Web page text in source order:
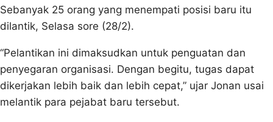
Sebanyak 25 orang yang menempati posisi baru itu
dilantik, Selasa sore (28/2).
“Pelantikan ini dimaksudkan untuk penguatan dan
penyegaran organisasi. Dengan begitu, tugas dapat
dikerjakan lebih baik dan lebih cepat,” ujar Jonan usai
melantik para pejabat baru tersebut.